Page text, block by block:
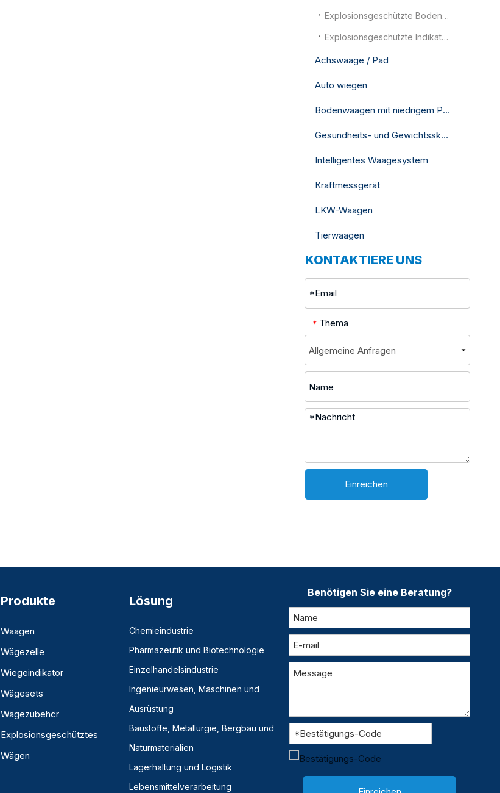
Explosionsgeschützte Bodenwaagen
Explosionsgeschützte Indikatoren
Achswaage / Pad
Auto wiegen
Bodenwaagen mit niedrigem Profil
Gesundheits- und Gewichtsskala
Intelligentes Waagesystem
Kraftmessgerät
LKW-Waagen
Tierwaagen
KONTAKTIERE UNS
* Thema
Einreichen
Produkte
Waagen
Wägezelle
Wiegeindikator
Wägesets
Wägezubehör
Explosionsgeschütztes
Wägen
Lösung
Chemieindustrie
Pharmazeutik und Biotechnologie
Einzelhandelsindustrie
Ingenieurwesen, Maschinen und
Ausrüstung
Baustoffe, Metallurgie, Bergbau und
Naturmaterialien
Lagerhaltung und Logistik
Lebensmittelverarbeitung
Benötigen Sie eine Beratung?